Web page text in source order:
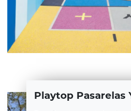
Playtop Pasarelas